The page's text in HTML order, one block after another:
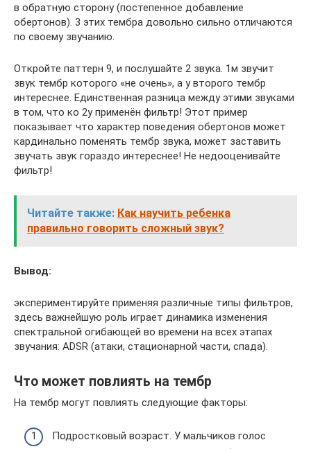
в обратную сторону (постепенное добавление
обертонов). 3 этих тембра довольно сильно отличаются
по своему звучанию.
Откройте паттерн 9, и послушайте 2 звука. 1м звучит
звук тембр которого «не очень», а у второго тембр
интереснее. Единственная разница между этими звуками
в том, что ко 2у применён фильтр! Этот пример
показывает что характер поведения обертонов может
кардинально поменять тембр звука, может заставить
звучать звук гораздо интереснее! Не недооценивайте
фильтр!
Читайте также: Как научить ребенка
правильно говорить сложный звук?
Вывод:
экспериментируйте применяя различные типы фильтров,
здесь важнейшую роль играет динамика изменения
спектральной огибающей во времени на всех этапах
звучания: ADSR (атаки, стационарной части, спада).
Что может повлиять на тембр
На тембр могут повлиять следующие факторы:
Подростковый возраст. У мальчиков голос